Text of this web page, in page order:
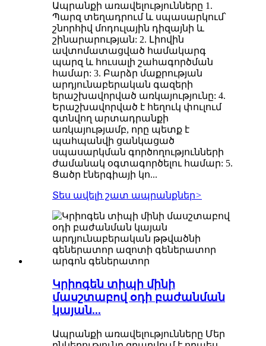
Ապրանքի առավելությունները 1.
Պարզ տեղադրում և սպասարկում՝
շնորհիվ մոդուլային դիզայնի և
շինարարության: 2. Լիովին
ավտոմատացված համակարգ
պարզ և հուսալի շահագործման
համար: 3. Բարձր մաքրության
արդյունաբերական գազերի
երաշխավորված առկայությունը: 4.
Երաշխավորված է հեղուկ փուլում
գտնվող արտադրանքի
առկայությամբ, որը պետք է
պահպանվի ցանկացած
սպասարկման գործողությունների
ժամանակ օգտագործելու համար: 5.
Ցածր էներգիայի կո...
Տես ավելի շատ ապրանքներ>
Կրիոգեն տիպի մինի
մասշտաբով օդի բաժանման
կայան...
Ապրանքի առավելությունները Մեր